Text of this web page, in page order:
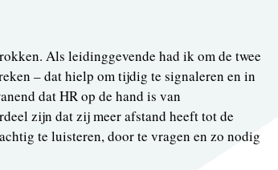
Als leidinggevende had ik om de twee
– dat hielp om tijdig te signaleren en in
dat HR op de hand is van
zijn dat zij meer afstand heeft tot de
te luisteren, door te vragen en zo nodig